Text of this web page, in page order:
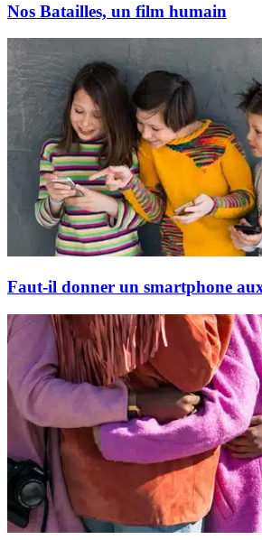
Nos Batailles, un film humain
Faut-il donner un smartphone